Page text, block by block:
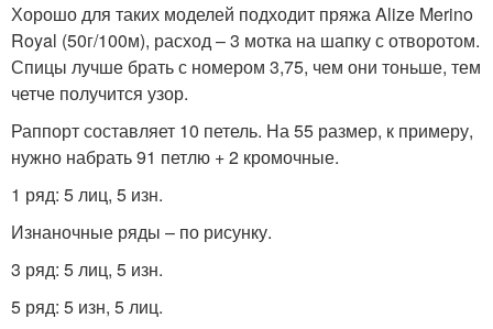
Хорошо для таких моделей подходит пряжа Alize Merino
Royal (50г/100м), расход – 3 мотка на шапку с отворотом.
Спицы лучше брать с номером 3,75, чем они тоньше, тем
четче получится узор.
Раппорт составляет 10 петель. На 55 размер, к примеру,
нужно набрать 91 петлю + 2 кромочные.
1 ряд: 5 лиц, 5 изн.
Изнаночные ряды – по рисунку.
3 ряд: 5 лиц, 5 изн.
5 ряд: 5 изн, 5 лиц.